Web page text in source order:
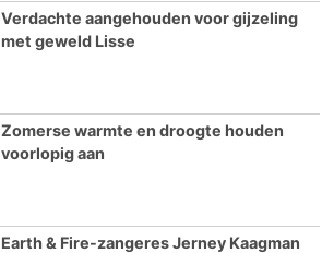
Verdachte aangehouden voor gijzeling
met geweld Lisse
Zomerse warmte en droogte houden
voorlopig aan
Earth & Fire-zangeres Jerney Kaagman